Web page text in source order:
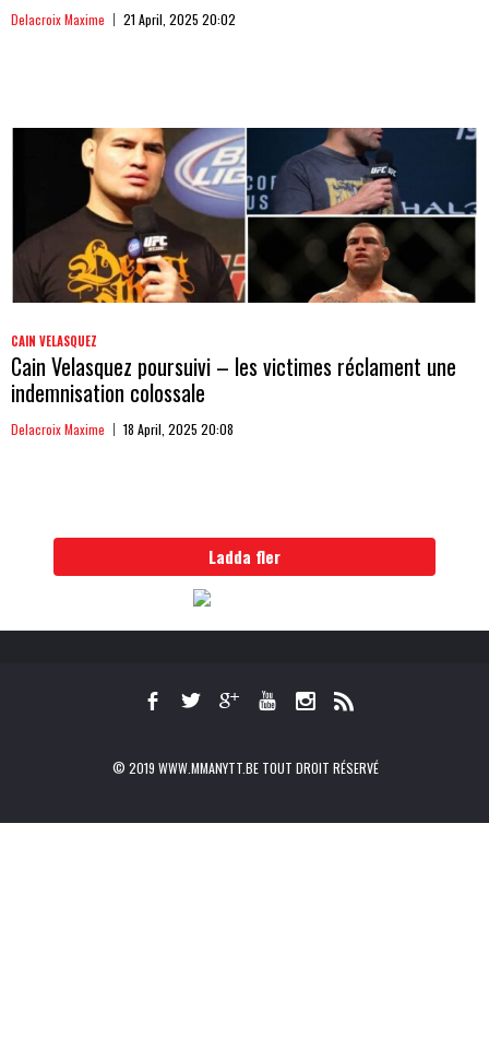
Delacroix Maxime 21 April, 2025 20:02
CAIN VELASQUEZ
Cain Velasquez poursuivi – les victimes réclament une
indemnisation colossale
Delacroix Maxime 18 April, 2025 20:08
Ladda fler
© 2019 WWW.MMANYTT.BE TOUT DROIT RÉSERVÉ